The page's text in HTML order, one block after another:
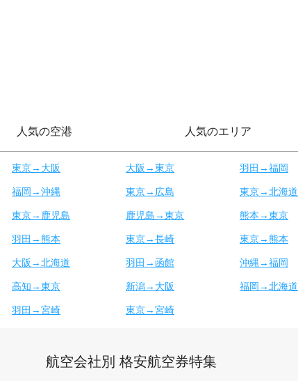
人気の空港 人気のエリア
東京→大阪 大阪→東京 羽田→福岡
福岡→沖縄 東京→広島 東京→北海道
東京→鹿児島 鹿児島→東京 熊本→東京
羽田→熊本 東京→長崎 東京→熊本
大阪→北海道 羽田→函館 沖縄→福岡
高知→東京 新潟→大阪 福岡→北海道
羽田→宮崎 東京→宮崎
航空会社別 格安航空券特集